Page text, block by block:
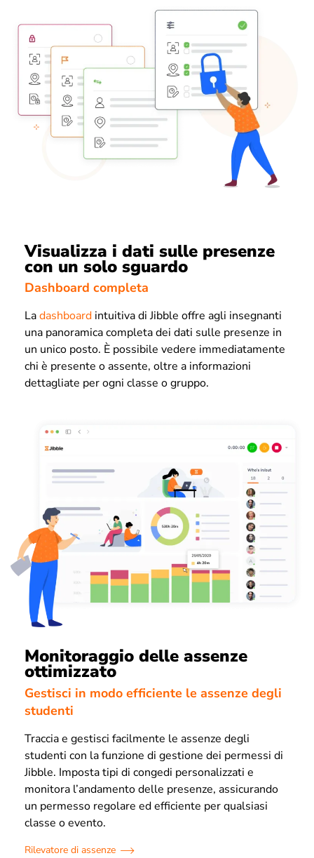
Visualizza i dati sulle presenze
con un solo sguardo
Dashboard completa
Ladashboard intuitiva di Jibble offre agli insegnanti
una panoramica completa dei dati sulle presenze in
un unico posto. È possibile vedere immediatamente
chi è presente o assente, oltre a informazioni
dettagliate per ogni classe o gruppo.
Monitoraggio delle assenze
ottimizzato
Gestisci in modo efficiente le assenze degli
studenti
Traccia e gestisci facilmente le assenze degli
studenti con la funzione di gestione dei permessi di
Jibble. Imposta tipi di congedi personalizzati e
monitora l’andamento delle presenze, assicurando
un permesso regolare ed efficiente per qualsiasi
classe o evento.
Rilevatore di assenze